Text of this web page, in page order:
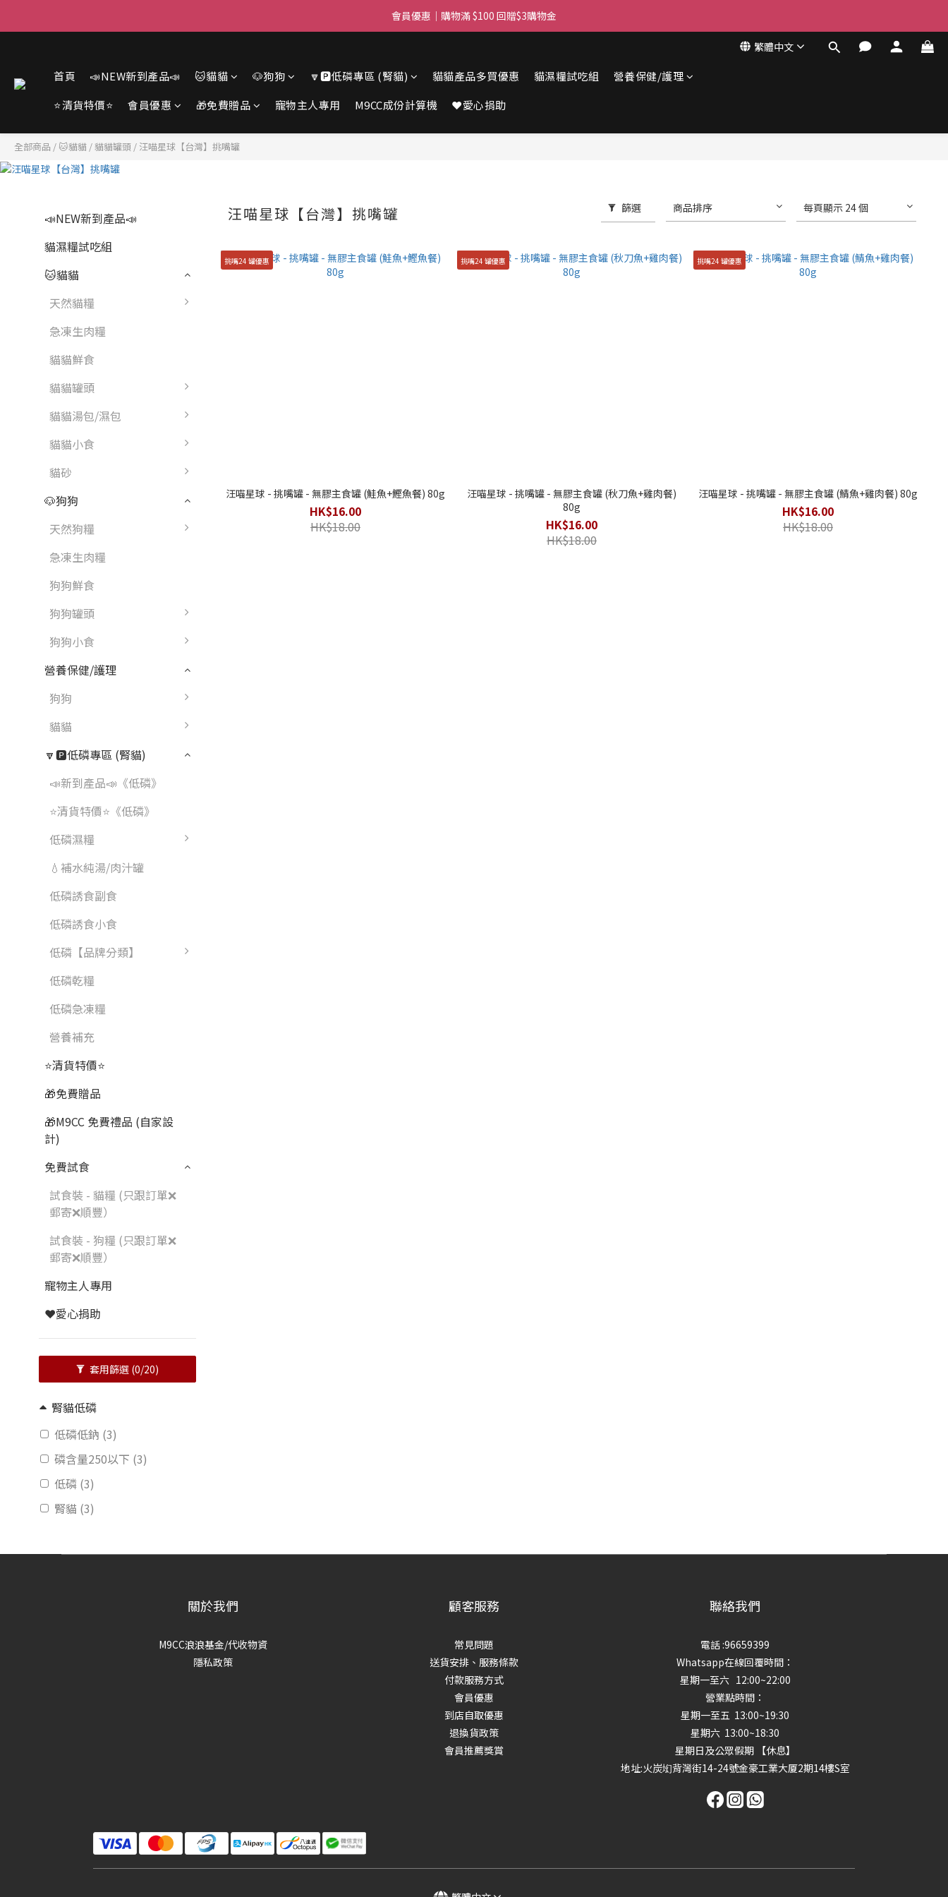
滿$450免費送貨上門 I 滿$350免運 順豐自取
會員優惠｜購物滿 $100 回贈$3購物金
繁體中文
首頁 📣NEW新到產品📣 🐱貓貓 🐶狗狗 🔽🅿️低磷專區 (腎貓) 貓貓產品多買優惠 貓濕糧試吃組
營養保健/護理
⭐清貨特價⭐
會員優惠 🎁免費贈品 寵物主人專用 M9CC成份計算機 ❤️愛心捐助
全部商品 / 🐱貓貓 /貓貓罐頭 / 汪喵星球【台灣】挑嘴罐
📣NEW新到產品📣
貓濕糧試吃組
🐱貓貓
天然貓糧
急凍生肉糧
貓貓鮮食
貓貓罐頭
貓貓湯包/濕包
貓貓小食
貓砂
🐶狗狗
天然狗糧
急凍生肉糧
狗狗鮮食
狗狗罐頭
狗狗小食
營養保健/護理
狗狗
貓貓
🔽🅿️低磷專區 (腎貓)
📣新到產品📣《低磷》
⭐清貨特價⭐《低磷》
低磷濕糧
💧補水純湯/肉汁罐
低磷誘食副食
低磷誘食小食
低磷【品牌分類】
低磷乾糧
低磷急凍糧
營養補充
⭐清貨特價⭐
🎁免費贈品
🎁M9CC 免費禮品 (自家設
計)
免費試食
試食裝 - 貓糧 (只跟訂單❌
郵寄❌順豐）
試食裝 - 狗糧 (只跟訂單❌
郵寄❌順豐）
寵物主人專用
❤️愛心捐助
套用篩選 (0/20)
腎貓低磷
低磷低鈉 (3)
磷含量250以下 (3)
低磷 (3)
腎貓 (3)
汪喵星球【台灣】挑嘴罐 篩選 商品排序 每頁顯示 24 個
挑嘴24 罐優惠
汪喵星球 - 挑嘴罐 - 無膠主食罐 (鮭魚+鰹魚餐) 80g
HK$16.00
HK$18.00
挑嘴24 罐優惠
汪喵星球 - 挑嘴罐 - 無膠主食罐 (秋刀魚+雞肉餐)
80g
HK$16.00
HK$18.00
挑嘴24 罐優惠
汪喵星球 - 挑嘴罐 - 無膠主食罐 (鯖魚+雞肉餐) 80g
HK$16.00
HK$18.00
關於我們
M9CC浪浪基金/代收物資
隱私政策
顧客服務
常見問題
送貨安排、服務條款
付款服務方式
會員優惠
到店自取優惠
退換貨政策
會員推薦獎賞
聯絡我們
電話 :96659399
Whatsapp在線回覆時間：
星期一至六 12:00~22:00
營業點時間：
星期一至五 13:00~19:30
星期六 13:00~18:30
星期日及公眾假期 【休息】
地址:火炭㘭背灣街14-24號金豪工業大厦2期14樓S室